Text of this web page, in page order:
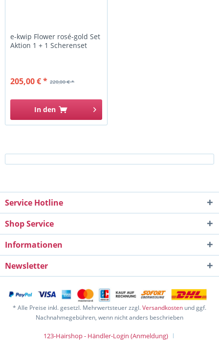
e-kwip Flower rosé-gold Set
Aktion 1 + 1 Scherenset
220,00 € *
205,00 € *
In den
Service Hotline
Shop Service
Informationen
Newsletter
* Alle Preise inkl. gesetzl. Mehrwertsteuer zzgl.Versandkosten und ggf.
Nachnahmegebühren, wenn nicht anders beschrieben
123-Hairshop - Händler-Login (Anmeldung)